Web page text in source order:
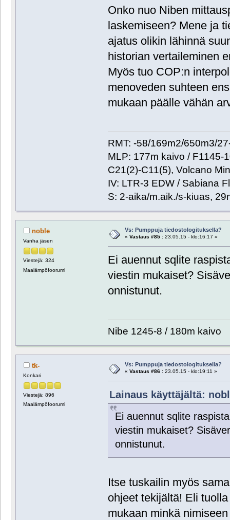
Onko nuo Niben
laskemiseen? Mene ja
ajatus olikin lähinnä
historian vertaileminen
Myös tuo COP:n
menoveden suhteen
mukaan päälle vähän
RMT: -58/169m2/650m3/
MLP: 177m kaivo / F1145-
C21(2)-C11(5), Volcano
IV: LTR-3 EDW / Sabiana
S: 2-aika/m.aik./s-kiuas,
noble
Vanha jäsen
Viestejä: 324
Maalämpöfoorumi
Vs: Pumppuja tiedostologituksella?
« Vastaus #85 :23.05.15 - klo:16:17 »
Ei auennut sqlite
viestin mukaiset?
onnistunut.
Nibe 1245-8 / 180m kaivo
tk-
Konkari
Viestejä: 896
Maalämpöfoorumi
Vs: Pumppuja tiedostologituksella?
« Vastaus #86 :23.05.15 - klo:19:11 »
Lainaus käyttäjältä:
Ei auennut sqlite
viestin mukaiset?
onnistunut.
Itse tuskailin myös
ohjeet tekijältä! Eli
mukaan minkä